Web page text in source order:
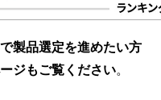
製品選定を進めたい方
ジもご覧ください。